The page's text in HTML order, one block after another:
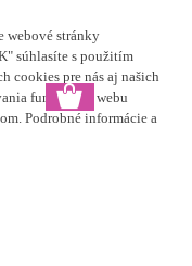
webové stránky
súhlasíte s použitím
cookies pre nás aj našich
funkčnosti webu
Podrobné informácie a